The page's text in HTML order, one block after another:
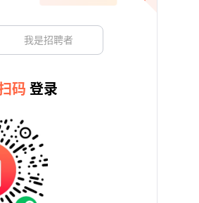
我是招聘者
码 登录